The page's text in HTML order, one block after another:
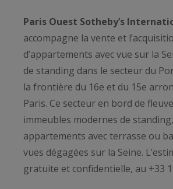
Paris Ouest Sotheby’s
accompagne la vente et
d’appartements avec vue sur la
de standing dans le secteur du
la frontière du 16e et du 15e
Paris. Ce secteur en bord de
immeubles modernes de
appartements avec terrasse ou
vues dégagées sur la Seine.
gratuite et confidentielle, au +33 1